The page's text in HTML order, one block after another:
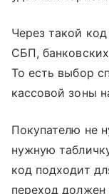
Через такой
СБП,
То есть выбор
кассовой зоны
Покупателю не
нужную
код подходит
переход должен